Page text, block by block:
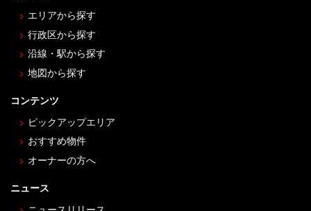
エリアから探す
行政区から探す
沿線・駅から探す
地図から探す
コンテンツ
ピックアップエリア
おすすめ物件
オーナーの方へ
ニュース